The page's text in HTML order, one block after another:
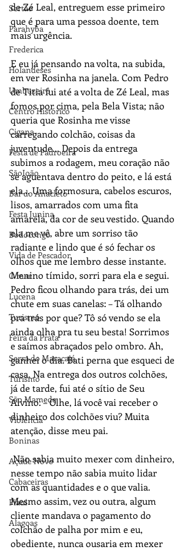
Sertão
Parahyba
Frederica
Holandeses
Umbuzeiro
Centro Histórico
Cigana
Festa de Padroeira
SãoJoão
Bar do Anacleto
Festa Junina
Bodocongó
Vida de Pescador
O mar
Lucena
Turismo
Feira da Prata
Serra do Maracajá
Turismo
São Mamede
Violência
Boninas
Açude Novo
Cabaceiras
Piauí
Alagoas
de Zé Leal, entreguem esse primeiro
que é para uma pessoa doente, tem
mais urgência.
E eu já pensando na volta, na subida,
em ver Rosinha na janela. Com Pedro
de Titia fui até a volta de Zé Leal, mas
fomos por cima, pela Bela Vista; não
queria que Rosinha me visse
carregando colchão, coisas da
juventude... Depois da entrega
subimos a rodagem, meu coração não
se aguentava dentro do peito, e lá está
ela... Uma formosura, cabelos escuros,
lisos, amarrados com uma fita
amarela, da cor de seu vestido. Quando
ela me vê, abre um sorriso tão
radiante e lindo que é só fechar os
olhos que me lembro desse instante.
Menino tímido, sorri para ela e segui.
Pedro ficou olhando para trás, dei um
chute em suas canelas: – Tá olhando
pra trás por que? Tô só vendo se ela
ainda olha pra tu seu besta! Sorrimos
e saímos abraçados pelo ombro. Ah,
ganhei o dia. Bati perna que esqueci de
casa. Na entrega dos outros colchões,
já de tarde, fui até o sítio de Seu
Alvino: – Olhe, lá você vai receber o
dinheiro dos colchões viu? Muita
atenção, disse meu pai.
Não sabia muito mexer com dinheiro,
nesse tempo não sabia muito lidar
com as quantidades e o que valia.
Mesmo assim, vez ou outra, algum
cliente mandava o pagamento do
colchão de palha por mim e eu,
obediente, nunca ousaria em mexer